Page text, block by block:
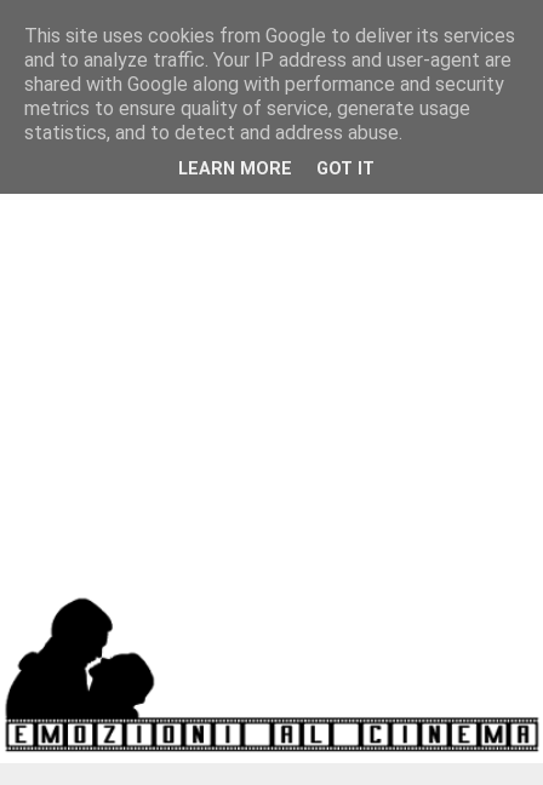
This site uses cookies from Google to deliver its services
and to analyze traffic. Your IP address and user-agent are
shared with Google along with performance and security
metrics to ensure quality of service, generate usage
statistics, and to detect and address abuse.
LEARN MORE GOT IT